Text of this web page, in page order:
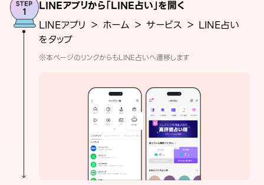
LINEアプリから「LINE占い」を開く
LINEアプリ ＞ ホーム ＞ サービス ＞ LINE占い
をタップ
※本ページのリンクからもLINE占いへ遷移します